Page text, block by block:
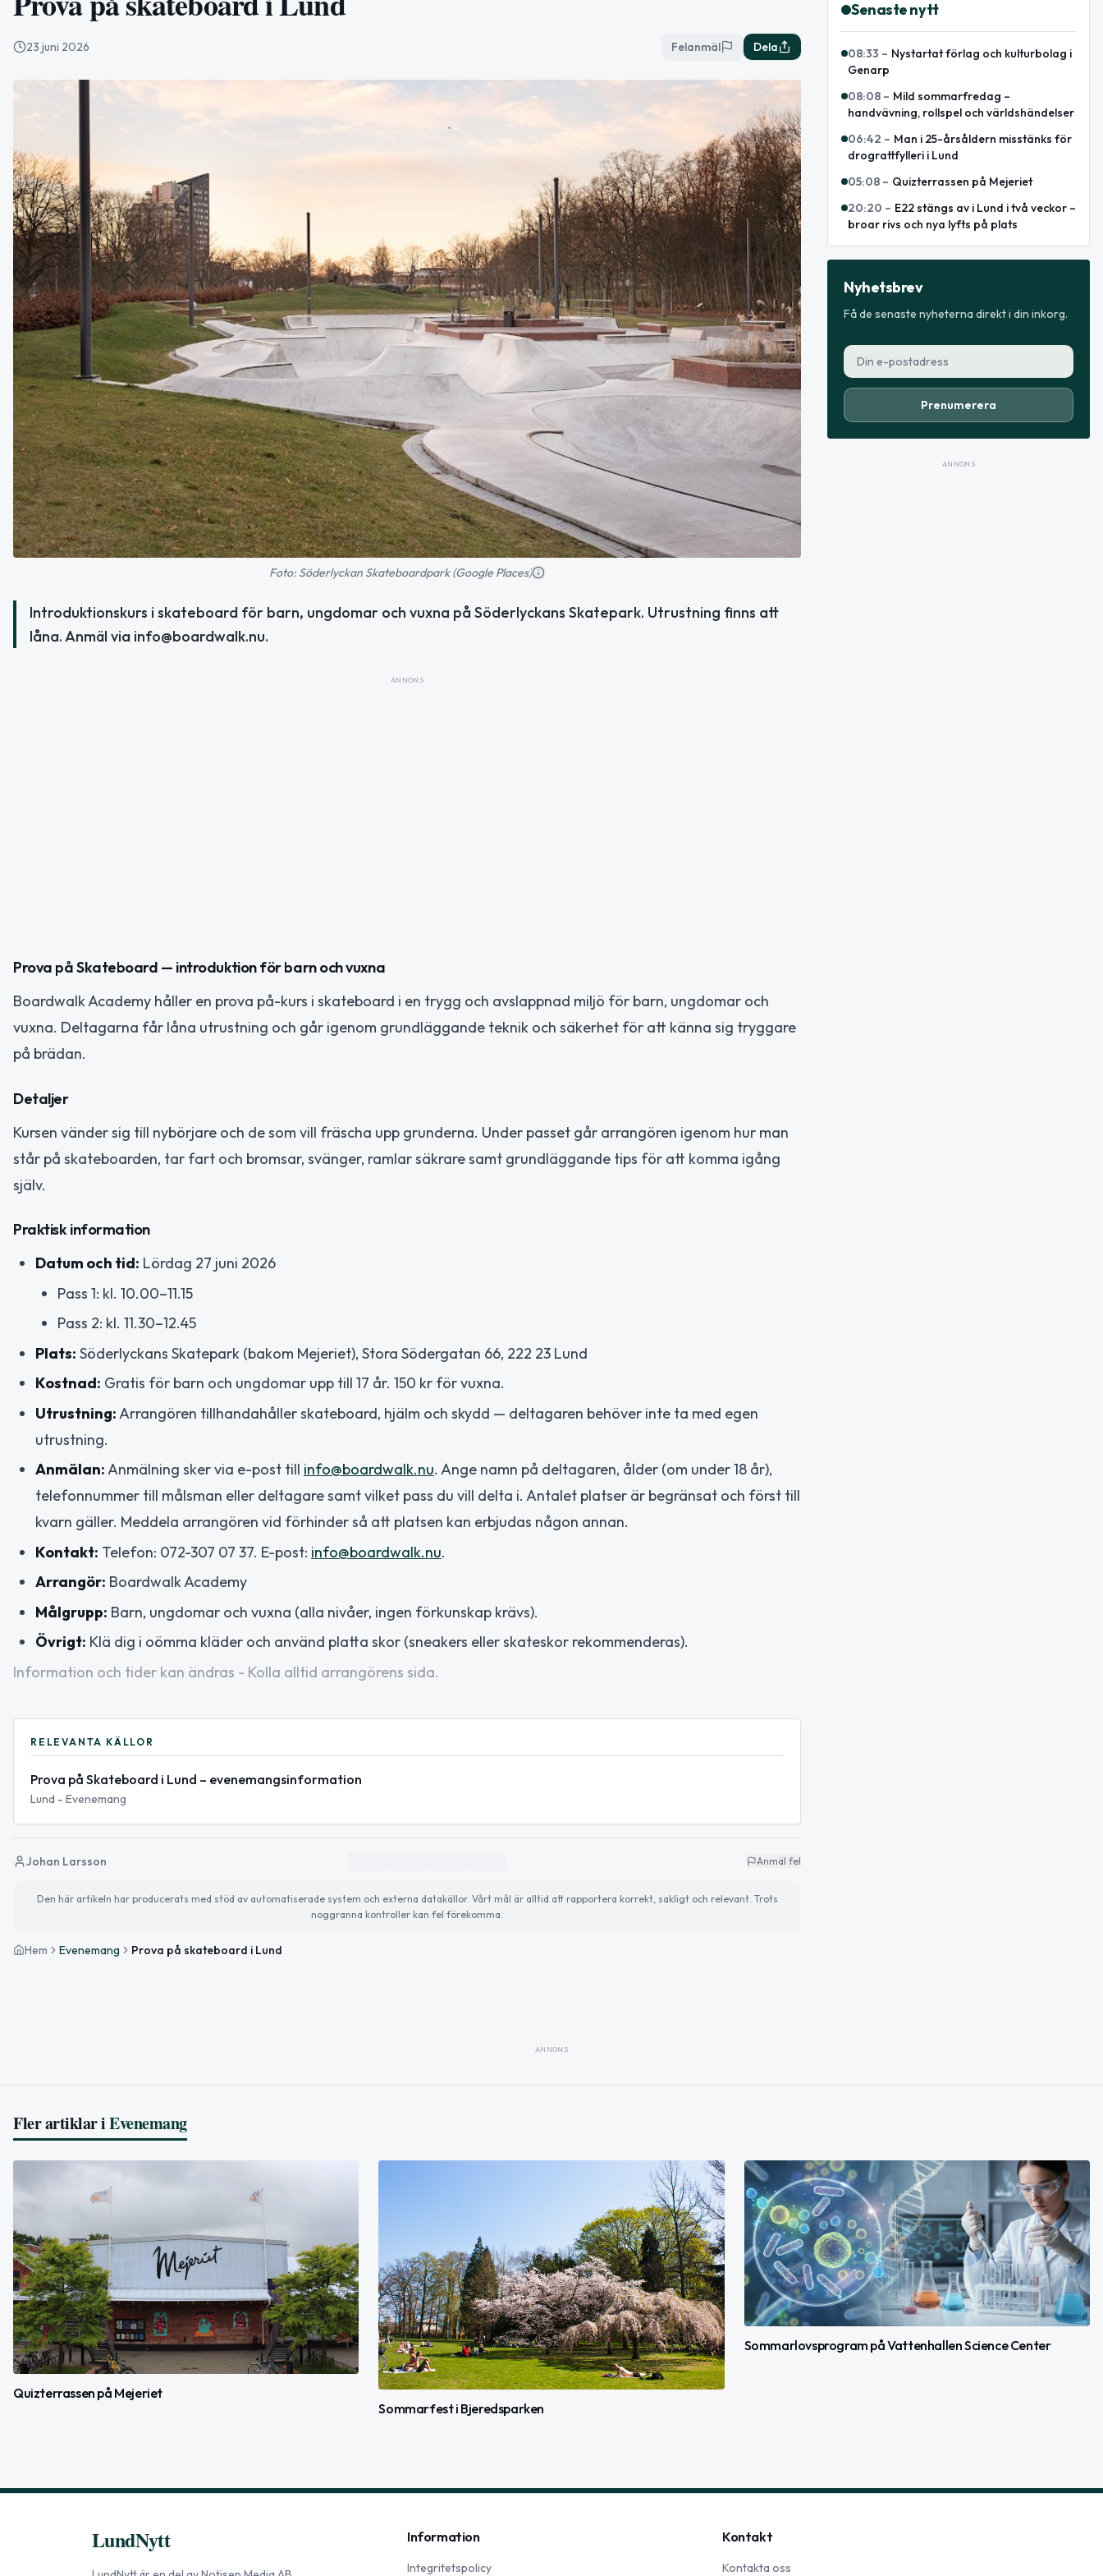
23 juni 2026 Felanmäl Dela
Foto: Söderlyckan Skateboardpark (Google Places)
Introduktionskurs i skateboard för barn, ungdomar och vuxna på Söderlyckans Skatepark. Utrustning finns att
låna. Anmäl via info@boardwalk.nu.
ANNONS
Prova på Skateboard — introduktion för barn och vuxna
Boardwalk Academy håller en prova på-kurs i skateboard i en trygg och avslappnad miljö för barn, ungdomar och
vuxna. Deltagarna får låna utrustning och går igenom grundläggande teknik och säkerhet för att känna sig tryggare
på brädan.
Detaljer
Kursen vänder sig till nybörjare och de som vill fräscha upp grunderna. Under passet går arrangören igenom hur man
står på skateboarden, tar fart och bromsar, svänger, ramlar säkrare samt grundläggande tips för att komma igång
själv.
Praktisk information
Datum och tid: Lördag 27 juni 2026
Pass 1: kl. 10.00–11.15
Pass 2: kl. 11.30–12.45
Plats: Söderlyckans Skatepark (bakom Mejeriet), Stora Södergatan 66, 222 23 Lund
Kostnad: Gratis för barn och ungdomar upp till 17 år. 150 kr för vuxna.
Utrustning: Arrangören tillhandahåller skateboard, hjälm och skydd — deltagaren behöver inte ta med egen
utrustning.
Anmälan:Anmälning sker via e-post till info@boardwalk.nu. Ange namn på deltagaren, ålder (om under 18 år),
telefonnummer till målsman eller deltagare samt vilket pass du vill delta i. Antalet platser är begränsat och först till
kvarn gäller. Meddela arrangören vid förhinder så att platsen kan erbjudas någon annan.
Kontakt: Telefon: 072-307 07 37. E-post: info@boardwalk.nu.
Arrangör: Boardwalk Academy
Målgrupp: Barn, ungdomar och vuxna (alla nivåer, ingen förkunskap krävs).
Övrigt: Klä dig i oömma kläder och använd platta skor (sneakers eller skateskor rekommenderas).
Information och tider kan ändras - Kolla alltid arrangörens sida.
RELEVANTA KÄLLOR
Prova på Skateboard i Lund – evenemangsinformation
Lund - Evenemang
Johan Larsson Anmäl fel
Den här artikeln har producerats med stöd av automatiserade system och externa datakällor. Vårt mål är alltid att rapportera korrekt, sakligt och relevant. Trots
noggranna kontroller kan fel förekomma.
Hem Evenemang Prova på skateboard i Lund
Senaste nytt
08:33 – Nystartat förlag och kulturbolag i
Genarp
08:08 – Mild sommarfredag –
handvävning, rollspel och världshändelser
06:42 – Man i 25-årsåldern misstänks för
drograttfylleri i Lund
05:08 – Quizterrassen på Mejeriet
20:20 – E22 stängs av i Lund i två veckor –
broar rivs och nya lyfts på plats
Nyhetsbrev
Få de senaste nyheterna direkt i din inkorg.
Prenumerera
ANNONS
ANNONS
Fler artiklar iEvenemang
Quizterrassen på Mejeriet
Sommarfest i Bjeredsparken
Sommarlovsprogram på Vattenhallen Science Center
LundNytt Information
Integritetspolicy
Kontakt
Kontakta oss